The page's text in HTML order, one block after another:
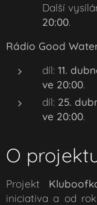
Další
20:00.
Rádio Good
díl: 11.
ve 20:00.
díl: 25.
ve 20:00.
O
Projekt
iniciativa a od